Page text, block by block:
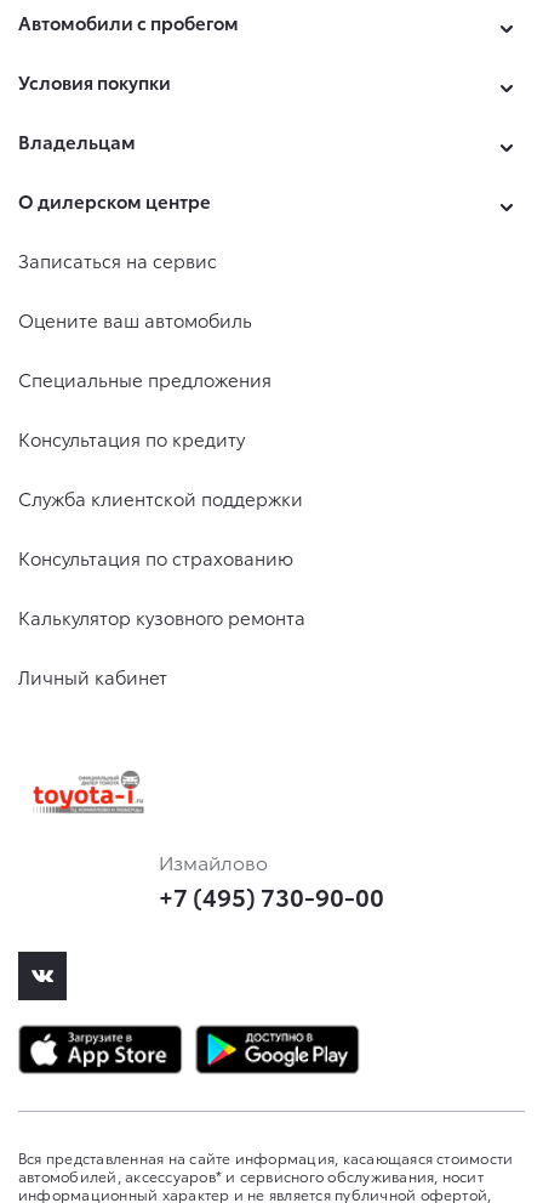
Автомобили с пробегом
Условия покупки
Владельцам
О дилерском центре
Записаться на сервис
Оцените ваш автомобиль
Специальные предложения
Консультация по кредиту
Служба клиентской поддержки
Консультация по страхованию
Калькулятор кузовного ремонта
Личный кабинет
Измайлово
+7 (495) 730-90-00
Вся представленная на сайте информация, касающаяся стоимости
автомобилей, аксессуаров* и сервисного обслуживания, носит
информационный характер и не является публичной офертой,